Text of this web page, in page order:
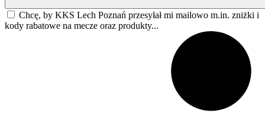
Chcę, by KKS Lech Poznań przesyłał mi mailowo m.in. zniżki i
kody rabatowe na mecze oraz produkty...